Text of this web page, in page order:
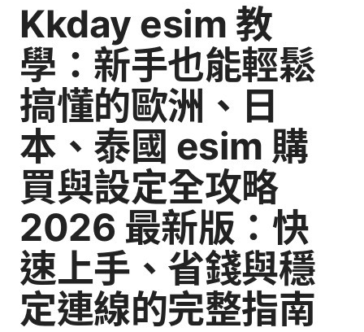
Kkday esim 教
學：新手也能輕鬆
搞懂的歐洲、日
本、泰國 esim 購
買與設定全攻略
2026 最新版：快
速上手、省錢與穩
定連線的完整指南